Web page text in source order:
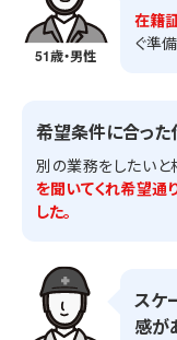
51歳・男性
在籍
ぐ準
希望条件に合った
別の業務をしたいと
を聞いてくれ希望通
した。
スケ
感が